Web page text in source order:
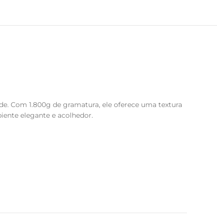
Com 1.800g de gramatura, ele oferece uma textura
elegante e acolhedor.